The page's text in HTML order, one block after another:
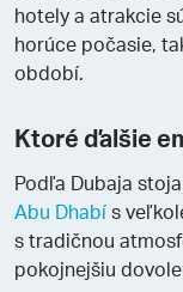
hotely a atrakcie
horúce počasie,
období.
Ktoré ďalšie
Podľa Dubaja
Abu Dhabís
s tradičnou
pokojnejšiu